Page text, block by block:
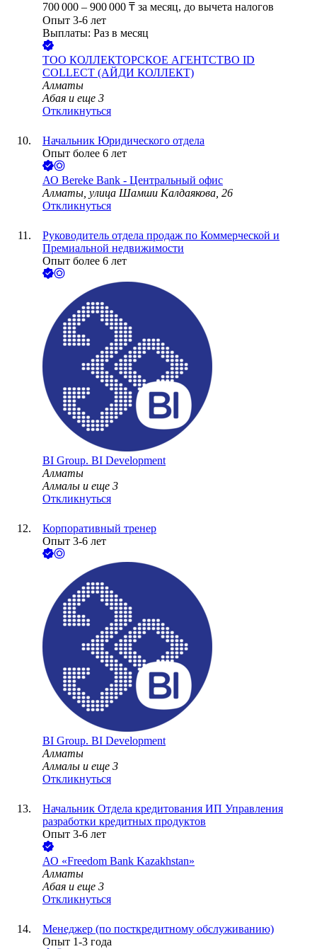
700 000 – 900 000 ₸ за месяц, до вычета налогов
Опыт 3-6 лет
Выплаты: Раз в месяц
ТОО КОЛЛЕКТОРСКОЕ АГЕНТСТВО ID
COLLECT (АЙДИ КОЛЛЕКТ)
Алматы
Абая и еще 3
Откликнуться
Начальник Юридического отдела
Опыт более 6 лет
АО Bereke Bank - Центральный офис
Алматы, улица Шамши Калдаякова, 26
Откликнуться
Руководитель отдела продаж по Коммерческой и
Премиальной недвижимости
Опыт более 6 лет
BI Group. BI Development
Алматы
Алмалы и еще 3
Откликнуться
Корпоративный тренер
Опыт 3-6 лет
BI Group. BI Development
Алматы
Алмалы и еще 3
Откликнуться
Начальник Отдела кредитования ИП Управления
разработки кредитных продуктов
Опыт 3-6 лет
АО «Freedom Bank Kazakhstan»
Алматы
Абая и еще 3
Откликнуться
Менеджер (по посткредитному обслуживанию)
Опыт 1-3 года